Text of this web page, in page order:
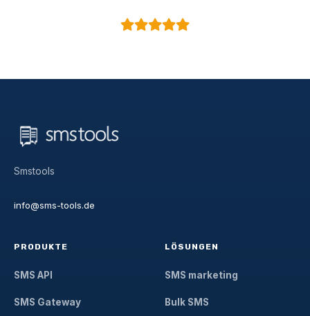
Smstools
info@sms-tools.de
PRODUKTE
SMS API
SMS Gateway
LÖSUNGEN
SMS marketing
Bulk SMS